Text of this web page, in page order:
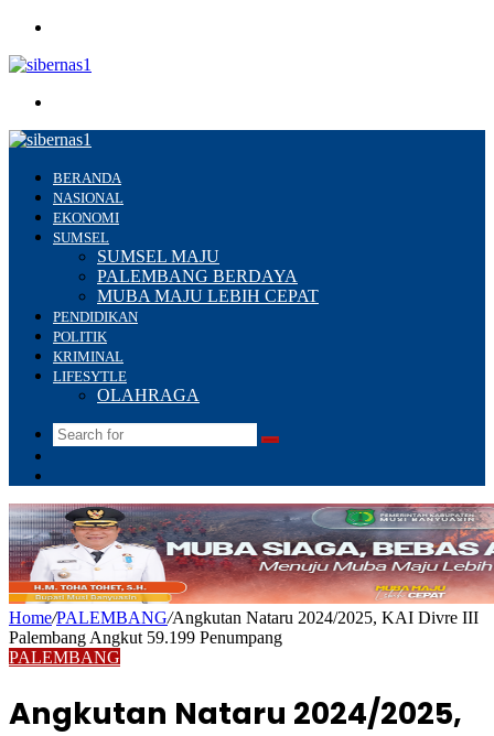
BERANDA
NASIONAL
EKONOMI
SUMSEL
SUMSEL MAJU
PALEMBANG BERDAYA
MUBA MAJU LEBIH CEPAT
PENDIDIKAN
POLITIK
KRIMINAL
LIFESYTLE
OLAHRAGA
Search
Home/PALEMBANG/Angkutan Nataru 2024/2025, KAI Divre III
Palembang Angkut 59.199 Penumpang
PALEMBANG
Angkutan Nataru 2024/2025,